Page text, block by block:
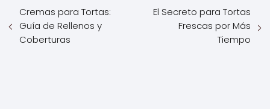
Cremas para Tortas:
Guía de Rellenos y
Coberturas
El Secreto para Tortas
Frescas por Más
Tiempo